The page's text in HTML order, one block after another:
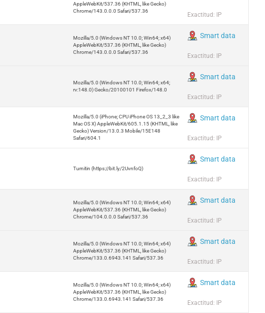
AppleWebKit/537.36 (KHTML, like Gecko)
Chrome/143.0.0.0 Safari/537.36
Exactitud: IP
Mozilla/5.0 (Windows NT 10.0; Win64; x64)
AppleWebKit/537.36 (KHTML, like Gecko)
Chrome/143.0.0.0 Safari/537.36
Smart data
Exactitud: IP
Mozilla/5.0 (Windows NT 10.0; Win64; x64;
rv:148.0) Gecko/20100101 Firefox/148.0
Smart data
Exactitud: IP
Mozilla/5.0 (iPhone; CPU iPhone OS 13_2_3 like
Mac OS X) AppleWebKit/605.1.15 (KHTML, like
Gecko) Version/13.0.3 Mobile/15E148
Safari/604.1
Smart data
Exactitud: IP
Turnitin (https://bit.ly/2UvnfoQ)
Smart data
Exactitud: IP
Mozilla/5.0 (Windows NT 10.0; Win64; x64)
AppleWebKit/537.36 (KHTML, like Gecko)
Chrome/104.0.0.0 Safari/537.36
Smart data
Exactitud: IP
Mozilla/5.0 (Windows NT 10.0; Win64; x64)
AppleWebKit/537.36 (KHTML, like Gecko)
Chrome/133.0.6943.141 Safari/537.36
Smart data
Exactitud: IP
Mozilla/5.0 (Windows NT 10.0; Win64; x64)
AppleWebKit/537.36 (KHTML, like Gecko)
Chrome/133.0.6943.141 Safari/537.36
Smart data
Exactitud: IP